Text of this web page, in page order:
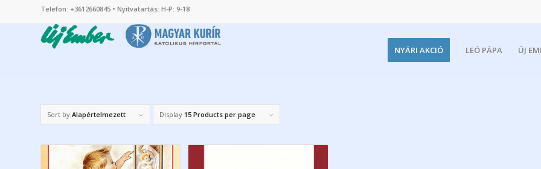
Telefon: +3612660845 • Nyitvatartás: H-P: 9-18
NYÁRI AKCIÓ LEÓ PÁPA ÚJ
Sort by Alapértelmezett Display 15 Products per page